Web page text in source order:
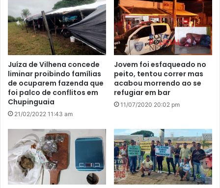
Juíza de Vilhena concede
liminar proibindo famílias
de ocuparem fazenda que
foi palco de conflitos em
Chupinguaia
21/02/2022 11:43 am
Jovem foi esfaqueado no
peito, tentou correr mas
acabou morrendo ao se
refugiar em bar
11/07/2020 20:02 pm